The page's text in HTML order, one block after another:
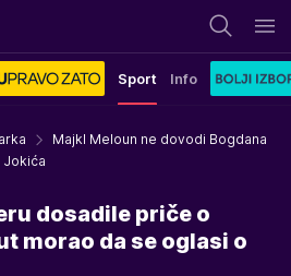
Sport Info
Majkl Meloun ne dovodi Bogdana
Jokića
dosadile priče o
morao da se oglasi o